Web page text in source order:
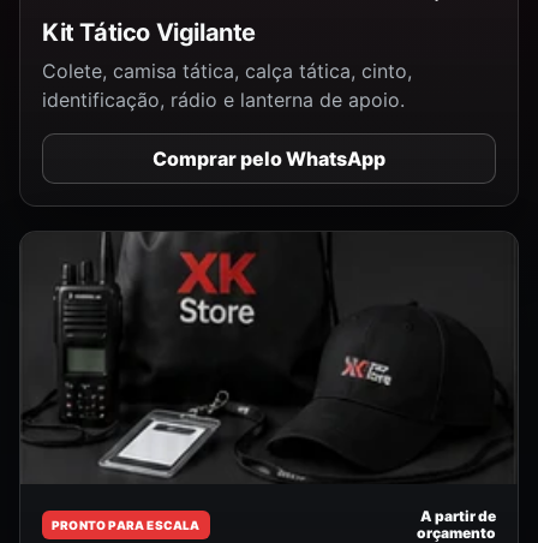
Kit Tático Vigilante
Colete, camisa tática, calça tática, cinto,
identificação, rádio e lanterna de apoio.
Comprar pelo WhatsApp
PRONTO PARA ESCALA
A partir de
orçamento